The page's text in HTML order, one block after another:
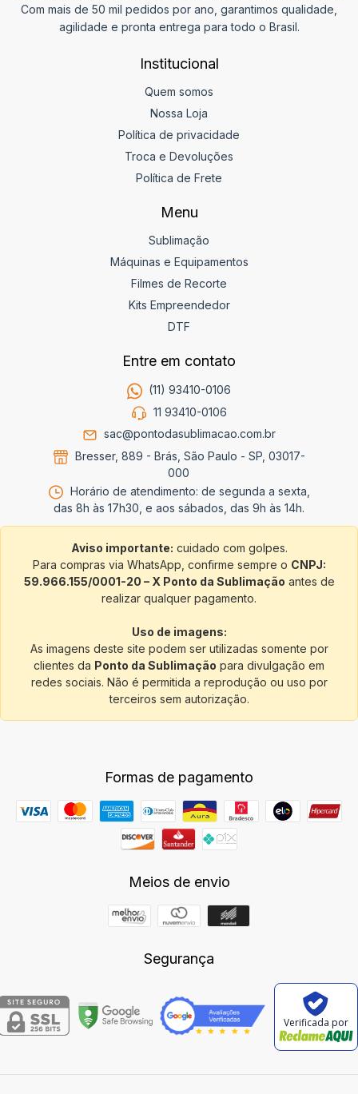
Com mais de 50 mil pedidos por ano, garantimos qualidade,
agilidade e pronta entrega para todo o Brasil.
Institucional
Quem somos
Nossa Loja
Política de privacidade
Troca e Devoluções
Política de Frete
Menu
Sublimação
Máquinas e Equipamentos
Filmes de Recorte
Kits Empreendedor
DTF
Entre em contato
(11) 93410-0106
11 93410-0106
sac@pontodasublimacao.com.br
Bresser, 889 - Brás, São Paulo - SP, 03017-
000
Horário de atendimento: de segunda a sexta,
das 8h às 17h30, e aos sábados, das 9h às 14h.
Aviso importante: cuidado com golpes.
Para compras via WhatsApp, confirme sempre o CNPJ:
59.966.155/0001-20 – X Ponto da Sublimação antes de
realizar qualquer pagamento.
Uso de imagens:
As imagens deste site podem ser utilizadas somente por
clientes da Ponto da Sublimação para divulgação em
redes sociais. Não é permitida a reprodução ou uso por
terceiros sem autorização.
Formas de pagamento
Meios de envio
Segurança
Verificada por